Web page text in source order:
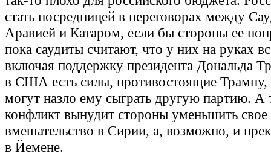
стать посредницей в переговорах между
Аравией и Катаром, если бы стороны ее
пока саудиты считают, что у них на руках
включая поддержку президента Дональда
в США есть силы, противостоящие Трампу,
могут назло ему сыграть другую партию. А
конфликт вынудит стороны уменьшить свое
вмешательство в Сирии, а, возможно, и
в Йемене.